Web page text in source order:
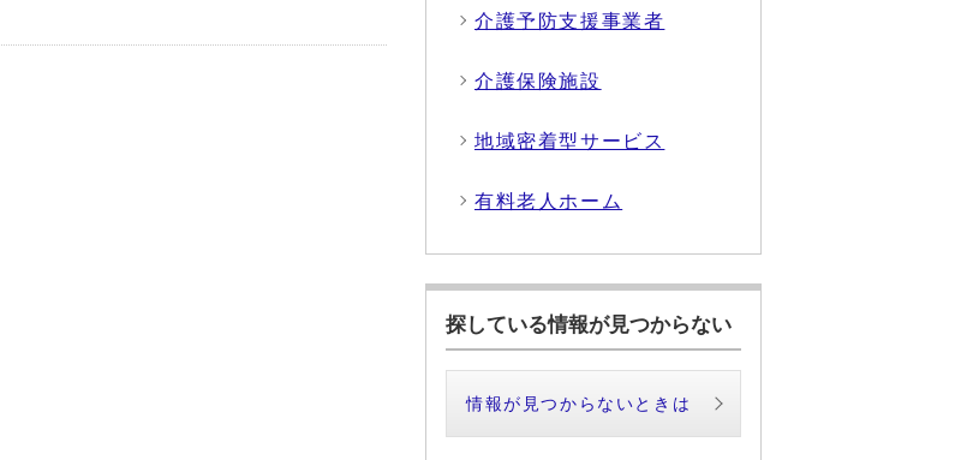
介護予防支援事業者
介護保険施設
地域密着型サービス
有料老人ホーム
探している情報が見つからない
情報が見つからないときは